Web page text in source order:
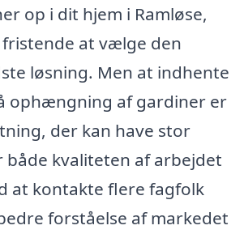
op i dit hjem i Ramløse,
at vælge den
løsning. Men at indhente
ophængning af gardiner er
der kan have stor
kvaliteten af arbejdet
at kontakte flere fagfolk
forståelse af markedet